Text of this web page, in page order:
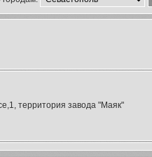
территория завода "Маяк"